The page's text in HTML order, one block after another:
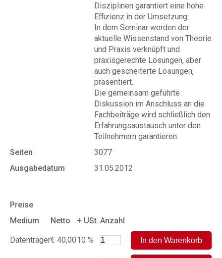
Disziplinen garantiert eine hohe
Effizienz in der Umsetzung.
In dem Seminar werden der
aktuelle Wissenstand von Theorie
und Praxis verknüpft und
praxisgerechte Lösungen, aber
auch gescheiterte Lösungen,
präsentiert.
Die gemeinsam geführte
Diskussion im Anschluss an die
Fachbeiträge wird schließlich den
Erfahrungsaustausch unter den
Teilnehmern garantieren.
Seiten
3077
Ausgabedatum
31.05.2012
Preise
Medium
Netto + USt. Anzahl
Datenträger€ 40,0010 %